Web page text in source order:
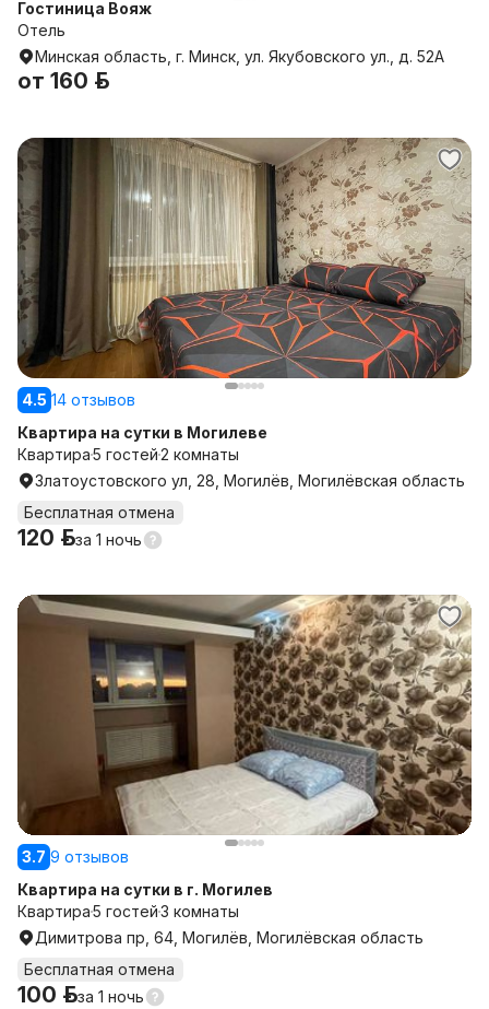
Гостиница Вояж
Отель
Минская область, г. Минск, ул. Якубовского ул., д. 52А
от 160 р.
4.5 14 отзывов
Квартира на сутки в Могилеве
Квартира5 гостей2 комнаты
Златоустовского ул, 28, Могилёв, Могилёвская область
Бесплатная отмена
120 р.за 1 ночь
3.7 9 отзывов
Квартира на сутки в г. Могилев
Квартира5 гостей3 комнаты
Димитрова пр, 64, Могилёв, Могилёвская область
Бесплатная отмена
100 р.за 1 ночь